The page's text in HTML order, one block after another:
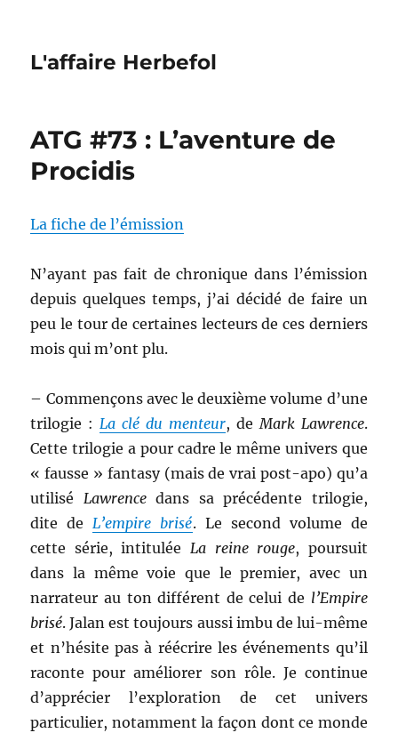
L'affaire Herbefol
ATG #73 : L’aventure de
Procidis
La fiche de l’émission
N’ayant pas fait de chronique dans l’émission
depuis quelques temps, j’ai décidé de faire un
peu le tour de certaines lecteurs de ces derniers
mois qui m’ont plu.
– Commençons avec le deuxième volume d’une
trilogie :La clé du menteur, deMark Lawrence.
Cette trilogie a pour cadre le même univers que
« fausse » fantasy (mais de vrai post-apo) qu’a
utilisé Lawrencedans sa précédente trilogie,
dite deL’empire brisé. Le second volume de
cette série, intitulée La reine rouge, poursuit
dans la même voie que le premier, avec un
narrateur au ton différent de celui de l’Empire
brisé. Jalan est toujours aussi imbu de lui-même
et n’hésite pas à réécrire les événements qu’il
raconte pour améliorer son rôle. Je continue
d’apprécier l’exploration de cet univers
particulier, notamment la façon dont ce monde